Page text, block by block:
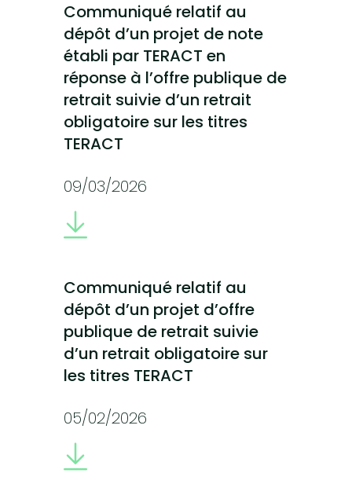
Communiqué relatif au
dépôt d’un projet de note
établi par TERACT en
réponse à l’offre publique de
retrait suivie d’un retrait
obligatoire sur les titres
TERACT
09/03/2026
Communiqué relatif au
dépôt d’un projet d’offre
publique de retrait suivie
d’un retrait obligatoire sur
les titres TERACT
05/02/2026